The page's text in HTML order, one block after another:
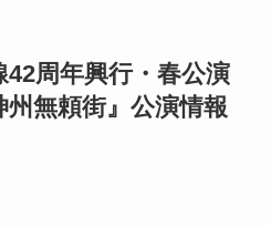
周年興行・春公演
無頼街』公演情報